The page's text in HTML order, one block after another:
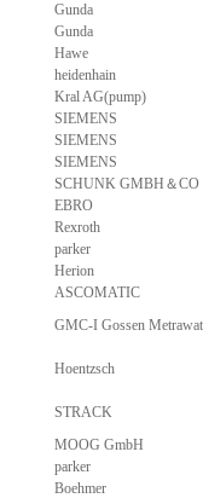
Gunda
Gunda
Hawe
heidenhain
Kral AG(pump)
SIEMENS
SIEMENS
SIEMENS
SCHUNK GMBH＆CO
EBRO
Rexroth
parker
Herion
ASCOMATIC
GMC-I Gossen
Hoentzsch
STRACK
MOOG GmbH
parker
Boehmer